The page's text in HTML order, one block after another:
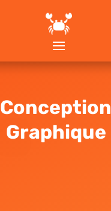
Conception
Graphique